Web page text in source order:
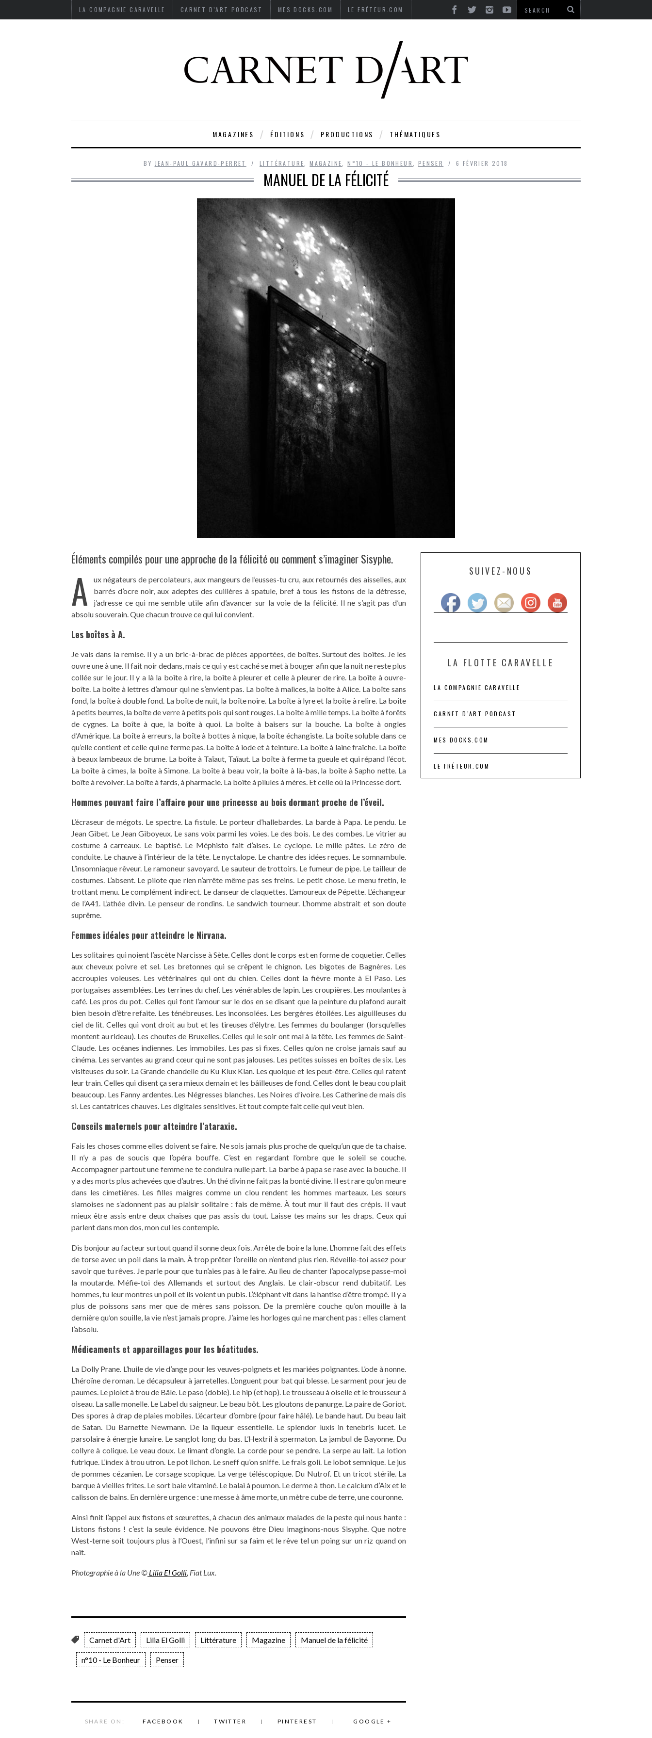
LA COMPAGNIE CARAVELLE CARNET D’ART PODCAST MES DOCKS.COM LE FRÉTEUR.COM
MAGAZINES ÉDITIONS PRODUCTIONS THÉMATIQUES
BY JEAN-PAUL GAVARD-PERRET LITTÉRATURE ,MAGAZINE ,N°10 - LE BONHEUR PENSER 6 FÉVRIER 2018
MANUEL DE LA FÉLICITÉ
Éléments compilés pour une approche de la félicité ou comment s’imaginer Sisyphe.
A
ux négateurs de percolateurs, aux mangeurs de l’eusses-tu cru, aux retournés des aisselles, aux
barrés d’ocre noir, aux adeptes des cuillères à spatule, bref à tous les fistons de la détresse,
j’adresse ce qui me semble utile afin d’avancer sur la voie de la félicité. Il ne s’agit pas d’un
absolu souverain. Que chacun trouve ce qui lui convient.
Les boîtes à A.
Je vais dans la remise. Il y a un bric-à-brac de pièces apportées, de boîtes. Surtout des boîtes. Je les
ouvre une à une. Il fait noir dedans, mais ce qui y est caché se met à bouger afin que la nuit ne reste plus
collée sur le jour. Il y a là la boîte à rire, la boîte à pleurer et celle à pleurer de rire. La boîte à ouvre-
boîte. La boîte à lettres d’amour qui ne s’envient pas. La boîte à malices, la boîte à Alice. La boîte sans
fond, la boîte à double fond. La boîte de nuit, la boîte noire. La boîte à lyre et la boîte à relire. La boîte
à petits beurres, la boîte de verre à petits pois qui sont rouges. La boîte à mille temps. La boîte à forêts
de cygnes. La boîte à que, la boîte à quoi. La boîte à baisers sur la bouche. La boîte à ongles
d’Amérique. La boîte à erreurs, la boîte à bottes à nique, la boîte échangiste. La boîte soluble dans ce
qu’elle contient et celle qui ne ferme pas. La boîte à iode et à teinture. La boîte à laine fraîche. La boîte
à beaux lambeaux de brume. La boîte à Taïaut, Taïaut. La boîte à ferme ta gueule et qui répand l’écot.
La boîte à cimes, la boîte à Simone. La boîte à beau voir, la boîte à là-bas, la boîte à Sapho nette. La
boîte à revolver. La boîte à fards, à pharmacie. La boîte à pilules à mères. Et celle où la Princesse dort.
Hommes pouvant faire l’affaire pour une princesse au bois dormant proche de l’éveil.
L’écraseur de mégots. Le spectre. La fistule. Le porteur d’hallebardes. La barde à Papa. Le pendu. Le
Jean Gibet. Le Jean Giboyeux. Le sans voix parmi les voies. Le des bois. Le des combes. Le vitrier au
costume à carreaux. Le baptisé. Le Méphisto fait d’aises. Le cyclope. Le mille pâtes. Le zéro de
conduite. Le chauve à l’intérieur de la tête. Le nyctalope. Le chantre des idées reçues. Le somnambule.
L’insomniaque rêveur. Le ramoneur savoyard. Le sauteur de trottoirs. Le fumeur de pipe. Le tailleur de
costumes. L’absent. Le pilote que rien n’arrête même pas ses freins. Le petit chose. Le menu fretin, le
trottant menu. Le complément indirect. Le danseur de claquettes. L’amoureux de Pépette. L’échangeur
de l’A41. L’athée divin. Le penseur de rondins. Le sandwich tourneur. L’homme abstrait et son doute
suprême.
Femmes idéales pour atteindre le Nirvana.
Les solitaires qui noient l’ascète Narcisse à Sète. Celles dont le corps est en forme de coquetier. Celles
aux cheveux poivre et sel. Les bretonnes qui se crêpent le chignon. Les bigotes de Bagnères. Les
accroupies voleuses. Les vétérinaires qui ont du chien. Celles dont la fièvre monte à El Paso. Les
portugaises assemblées. Les terrines du chef. Les vénérables de lapin. Les croupières. Les moulantes à
café. Les pros du pot. Celles qui font l’amour sur le dos en se disant que la peinture du plafond aurait
bien besoin d’être refaite. Les ténébreuses. Les inconsolées. Les bergères étoilées. Les aiguilleuses du
ciel de lit. Celles qui vont droit au but et les tireuses d’élytre. Les femmes du boulanger (lorsqu’elles
montent au rideau). Les choutes de Bruxelles. Celles qui le soir ont mal à la tête. Les femmes de Saint-
Claude. Les océanes indiennes. Les immobiles. Les pas si fixes. Celles qu’on ne croise jamais sauf au
cinéma. Les servantes au grand cœur qui ne sont pas jalouses. Les petites suisses en boîtes de six. Les
visiteuses du soir. La Grande chandelle du Ku Klux Klan. Les quoique et les peut-être. Celles qui ratent
leur train. Celles qui disent ça sera mieux demain et les bâilleuses de fond. Celles dont le beau cou plait
beaucoup. Les Fanny ardentes. Les Négresses blanches. Les Noires d’ivoire. Les Catherine de mais dis
si. Les cantatrices chauves. Les digitales sensitives. Et tout compte fait celle qui veut bien.
Conseils maternels pour atteindre l’ataraxie.
Fais les choses comme elles doivent se faire. Ne sois jamais plus proche de quelqu’un que de ta chaise.
Il n’y a pas de soucis que l’opéra bouffe. C’est en regardant l’ombre que le soleil se couche.
Accompagner partout une femme ne te conduira nulle part. La barbe à papa se rase avec la bouche. Il
y a des morts plus achevées que d’autres. Un thé divin ne fait pas la bonté divine. Il est rare qu’on meure
dans les cimetières. Les filles maigres comme un clou rendent les hommes marteaux. Les sœurs
siamoises ne s’adonnent pas au plaisir solitaire : fais de même. À tout mur il faut des crépis. Il vaut
mieux être assis entre deux chaises que pas assis du tout. Laisse tes mains sur les draps. Ceux qui
parlent dans mon dos, mon cul les contemple.
Dis bonjour au facteur surtout quand il sonne deux fois. Arrête de boire la lune. L’homme fait des effets
de torse avec un poil dans la main. À trop prêter l’oreille on n’entend plus rien. Réveille-toi assez pour
savoir que tu rêves. Je parle pour que tu n’aies pas à le faire. Au lieu de chanter l’apocalypse passe-moi
la moutarde. Méfie-toi des Allemands et surtout des Anglais. Le clair-obscur rend dubitatif. Les
hommes, tu leur montres un poil et ils voient un pubis. L’éléphant vit dans la hantise d’être trompé. Il y a
plus de poissons sans mer que de mères sans poisson. De la première couche qu’on mouille à la
dernière qu’on souille, la vie n’est jamais propre. J’aime les horloges qui ne marchent pas : elles clament
l’absolu.
Médicaments et appareillages pour les béatitudes.
La Dolly Prane. L’huile de vie d’ange pour les veuves-poignets et les mariées poignantes. L’ode à nonne.
L’héroïne de roman. Le décapsuleur à jarretelles. L’onguent pour bat qui blesse. Le sarment pour jeu de
paumes. Le piolet à trou de Bâle. Le paso (doble). Le hip (et hop). Le trousseau à oiselle et le trousseur à
oiseau. La salle monelle. Le Label du saigneur. Le beau bôt. Les gloutons de panurge. La paire de Goriot.
Des spores à drap de plaies mobiles. L’écarteur d’ombre (pour faire hâlé). Le bande haut. Du beau lait
de Satan. Du Barnette Newmann. De la liqueur essentielle. Le splendor luxis in tenebris lucet. Le
parsolaire à énergie lunaire. Le sanglot long du bas. L’Hextril à spermaton. La jambul de Bayonne. Du
collyre à colique. Le veau doux. Le limant d’ongle. La corde pour se pendre. La serpe au lait. La lotion
futrique. L’index à trou utron. Le pot lichon. Le sneff qu’on sniffe. Le frais goli. Le lobot semnique. Le jus
de pommes cézanien. Le corsage scopique. La verge téléscopique. Du Nutrof. Et un tricot stérile. La
barque à vieilles frites. Le sort baie vitaminé. Le balai à poumon. Le derme à thon. Le calcium d’Aix et le
calisson de bains. En dernière urgence : une messe à âme morte, un mètre cube de terre, une couronne.
Ainsi finit l’appel aux fistons et sœurettes, à chacun des animaux malades de la peste qui nous hante :
Listons fistons ! c’est la seule évidence. Ne pouvons être Dieu imaginons-nous Sisyphe. Que notre
West-terne soit toujours plus à l’Ouest, l’infini sur sa faim et le rêve tel un poing sur un riz quand on
naît.
Photographie à la Une © Lilia El Golli, Fiat Lux.
Carnet d'Art Lilia El Golli Littérature Magazine Manuel de la félicité
n°10 - Le Bonheur Penser
SHARE ON: FACEBOOK TWITTER PINTEREST GOOGLE +
SUIVEZ-NOUS
LA FLOTTE CARAVELLE
LA COMPAGNIE CARAVELLE
CARNET D’ART PODCAST
MES DOCKS.COM
LE FRÉTEUR.COM